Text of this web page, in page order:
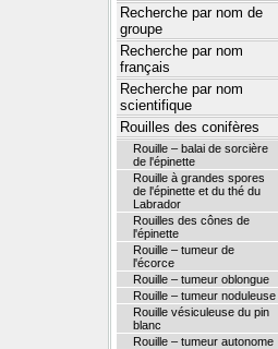
Recherche par nom de
groupe
Recherche par nom
français
Recherche par nom
scientifique
Rouilles des conifères
Rouille – balai de sorcière
de l'épinette
Rouille à grandes spores
de l'épinette et du thé du
Labrador
Rouilles des cônes de
l'épinette
Rouille – tumeur de
l'écorce
Rouille – tumeur oblongue
Rouille – tumeur noduleuse
Rouille vésiculeuse du pin
blanc
Rouille – tumeur autonome